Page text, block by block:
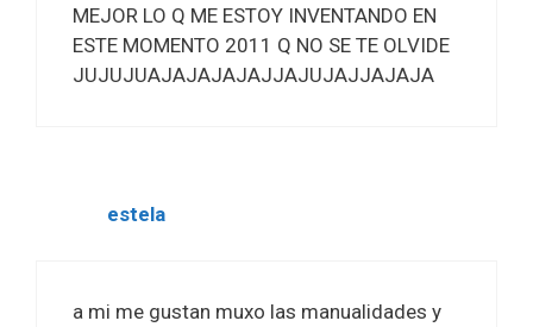
MEJOR LO Q ME ESTOY INVENTANDO EN
ESTE MOMENTO 2011 Q NO SE TE OLVIDE
JUJUJUAJAJAJAJAJJAJUJAJJAJAJA
estela
a mi me gustan muxo las manualidades y